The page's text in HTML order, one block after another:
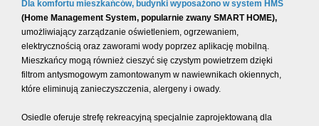
Dla komfortu mieszkańców, budynki wyposażono w system HMS
(Home Management System, popularnie zwany SMART HOME),
umożliwiający zarządzanie oświetleniem, ogrzewaniem,
elektrycznością oraz zaworami wody poprzez aplikację mobilną.
Mieszkańcy mogą również cieszyć się czystym powietrzem dzięki
filtrom antysmogowym zamontowanym w nawiewnikach okiennych,
które eliminują zanieczyszczenia, alergeny i owady.
Osiedle oferuje strefę rekreacyjną specjalnie zaprojektowaną dla